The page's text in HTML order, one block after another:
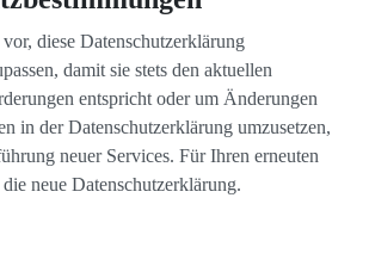
diese Datenschutzerklärung
damit sie stets den aktuellen
entspricht oder um Änderungen
in der Datenschutzerklärung umzusetzen,
neuer Services. Für Ihren erneuten
neue Datenschutzerklärung.